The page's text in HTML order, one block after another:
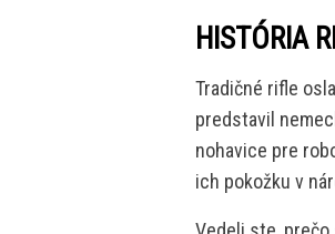
HISTÓRIA
Tradičné rifle
predstavil
nohavice pre
ich pokožku v